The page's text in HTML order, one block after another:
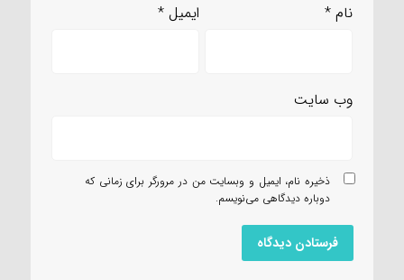
نام* ایمیل*
وب‌ سایت
ذخیره نام، ایمیل و وبسایت من در مرورگر برای زمانی که
دوباره دیدگاهی می‌نویسم.